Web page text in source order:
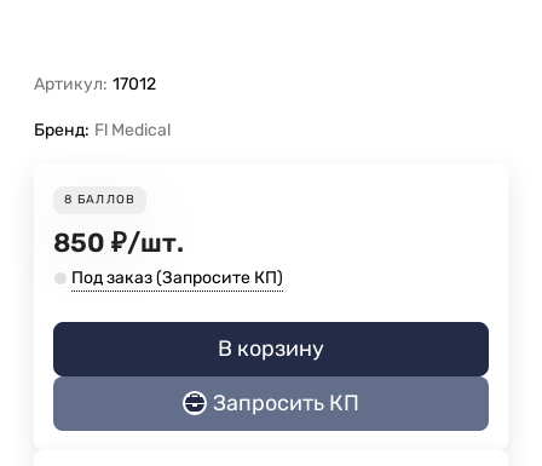
Артикул: 17012
Бренд: Fl Medical
8 БАЛЛОВ
850 ₽/шт.
Под заказ (Запросите КП)
В корзину
Запросить КП